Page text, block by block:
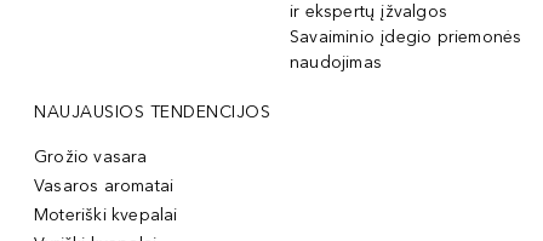
ir ekspertų įžvalgos
Savaiminio įdegio priemonės
naudojimas
NAUJAUSIOS TENDENCIJOS
Grožio vasara
Vasaros aromatai
Moteriški kvepalai